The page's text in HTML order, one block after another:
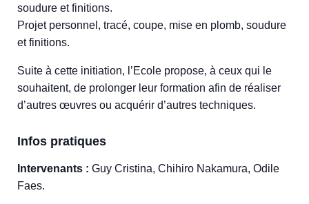
soudure et finitions.
Projet personnel, tracé, coupe, mise en plomb, soudure
et finitions.
Suite à cette initiation, l’Ecole propose, à ceux qui le
souhaitent, de prolonger leur formation afin de réaliser
d’autres œuvres ou acquérir d’autres techniques.
Infos pratiques
Intervenants : Guy Cristina, Chihiro Nakamura, Odile
Faes.